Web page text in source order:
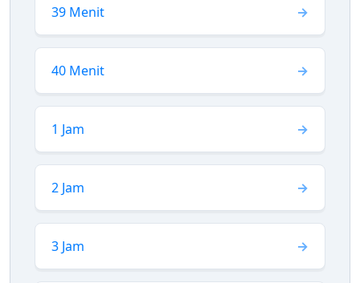
39 Menit
40 Menit
1 Jam
2 Jam
3 Jam